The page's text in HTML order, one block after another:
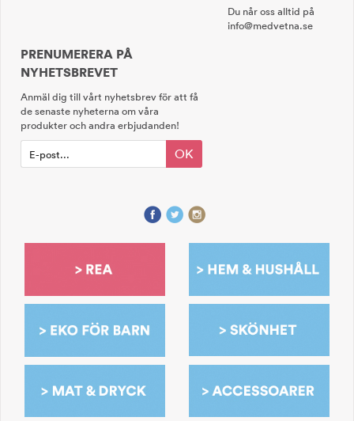
Du når oss alltid på
info@medvetna.se
PRENUMERERA PÅ
NYHETSBREVET
Anmäl dig till vårt nyhetsbrev för att få
de senaste nyheterna om våra
produkter och andra erbjudanden!
OK